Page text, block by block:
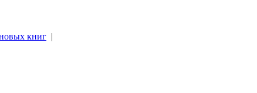
книг |